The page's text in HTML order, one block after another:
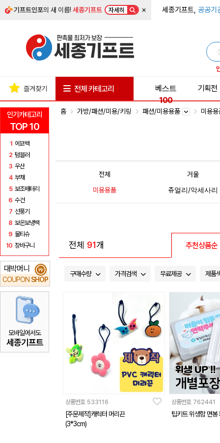
기프트인포의 새 이름!세종기프트 자세히 × 세종기프트, 공공기
인기카테고리
TOP 10
1 에코백
2 텀블러
3 우산
4 부채
5 보조배터리
6 수건
7 선풍기
8 보온보냉백
9 물티슈
10 장바구니
대박머니
COUPON SHOP
₩
모바일에서도
세종기프트
즐겨찾기 전체 카테고리
베스트
100
기획전
홈 가방/패션/미용/키링 패션/미용용품 미용
전체
거울
미용용품
쥬얼리/악세사리
전체 91개 추천상품순
구매수량 가격검색 무료제공 제품
상품번호 533116
[주문제작]캐릭터 머리끈
(3*3cm)
상품번호 762441
팁키트 위생함 면봉